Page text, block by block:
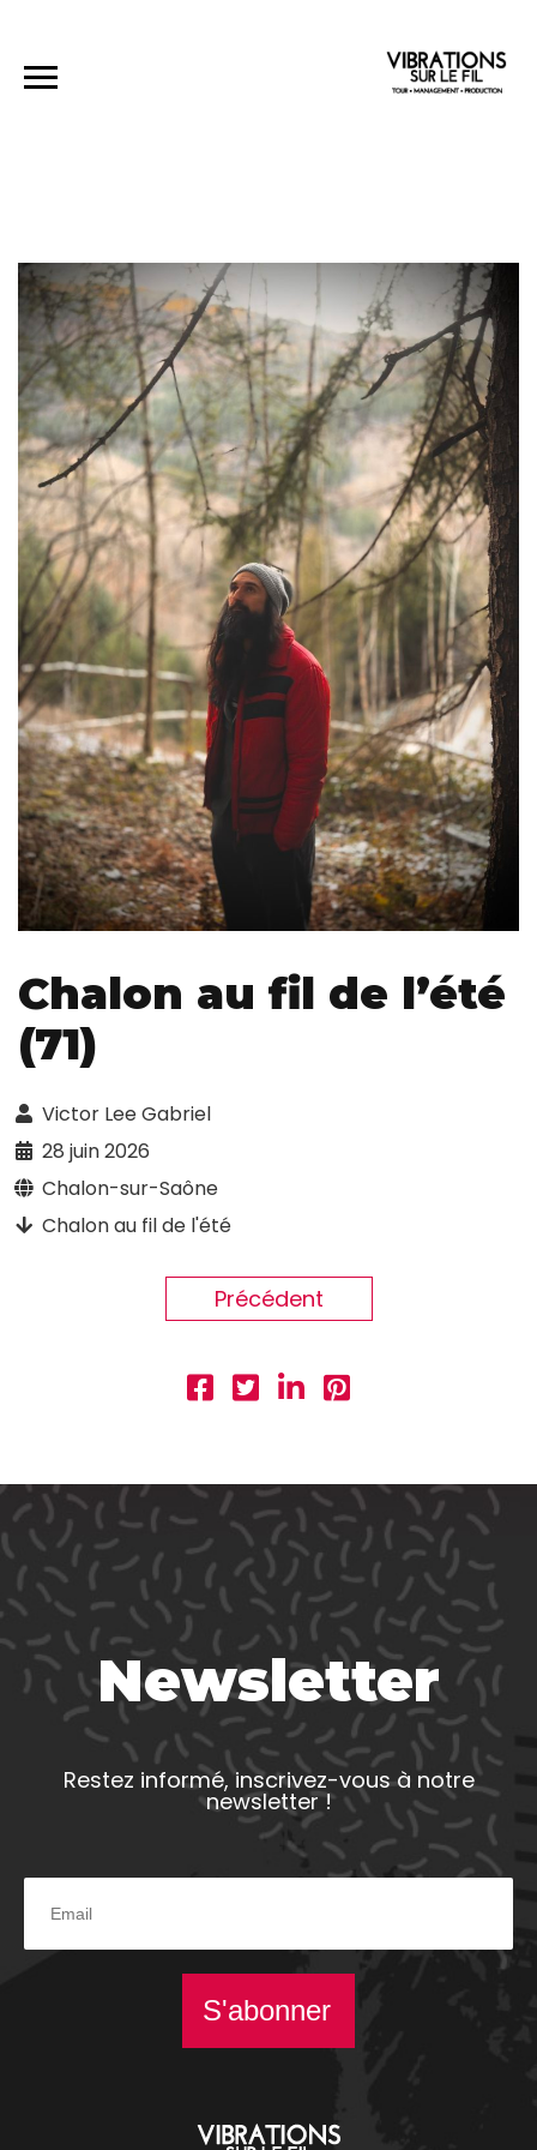
Chalon au fil de l’été
(71)
Victor Lee Gabriel
28 juin 2026
Chalon-sur-Saône
Chalon au fil de l'été
Précédent
Newsletter
Restez informé, inscrivez-vous à notre
newsletter !
S'abonner